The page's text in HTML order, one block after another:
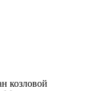
козловой